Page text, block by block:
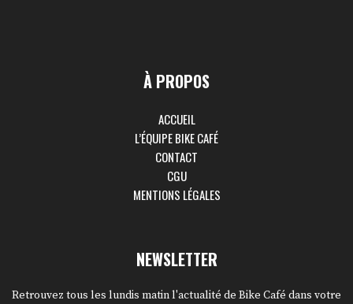
À PROPOS
ACCUEIL
L’ÉQUIPE BIKE CAFÉ
CONTACT
CGU
MENTIONS LÉGALES
NEWSLETTER
Retrouvez tous les lundis matin l'actualité de Bike Café dans votre